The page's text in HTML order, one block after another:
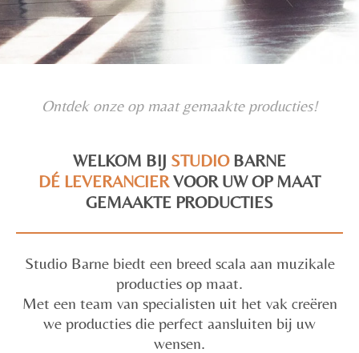
Ontdek onze op maat gemaakte producties!
WELKOM BIJ STUDIOBARNE
DÉ LEVERANCIER VOOR UW OP MAAT
GEMAAKTE PRODUCTIES
Studio Barne biedt een breed scala aan muzikale
producties op maat.
Met een team van specialisten uit het vak creëren
we producties die perfect aansluiten bij uw
wensen.